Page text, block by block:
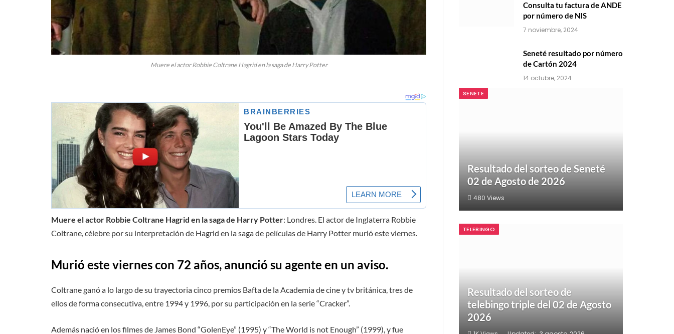
Muere el actor Robbie Coltrane Hagrid en la saga de Harry Potter
Muere el actor Robbie Coltrane Hagrid en la saga de Harry Potter: Londres. El actor de Inglaterra Robbie
Coltrane, célebre por su interpretación de Hagrid en la saga de películas de Harry Potter murió este viernes.
Murió este viernes con 72 años, anunció su agente en un aviso.
Coltrane ganó a lo largo de su trayectoria cinco premios Bafta de la Academia de cine y tv británica, tres de
ellos de forma consecutiva, entre 1994 y 1996, por su participación en la serie “Cracker”.
Además nació en los filmes de James Bond “GolenEye” (1995) y “The World is not Enough” (1999), y fue
Consulta tu factura de ANDE
por número de NIS
7 noviembre, 2024
Seneté resultado por número
de Cartón 2024
14 octubre, 2024
SENETE
Resultado del sorteo de Seneté
02 de Agosto de 2026
480 Views
TELEBINGO
Resultado del sorteo de
telebingo triple del 02 de Agosto
2026